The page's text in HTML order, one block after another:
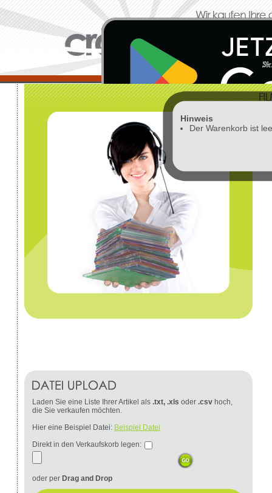
Hinweis
Der Warenkorb ist
Laden Sie eine Liste Ihrer Artikel als .txt, .xls oder .csv hoch,
die Sie verkaufen möchten.
Hier eine Beispiel Datei: Beispiel Datei
Direkt in den Verkaufskorb legen:
oder per Drag and Drop